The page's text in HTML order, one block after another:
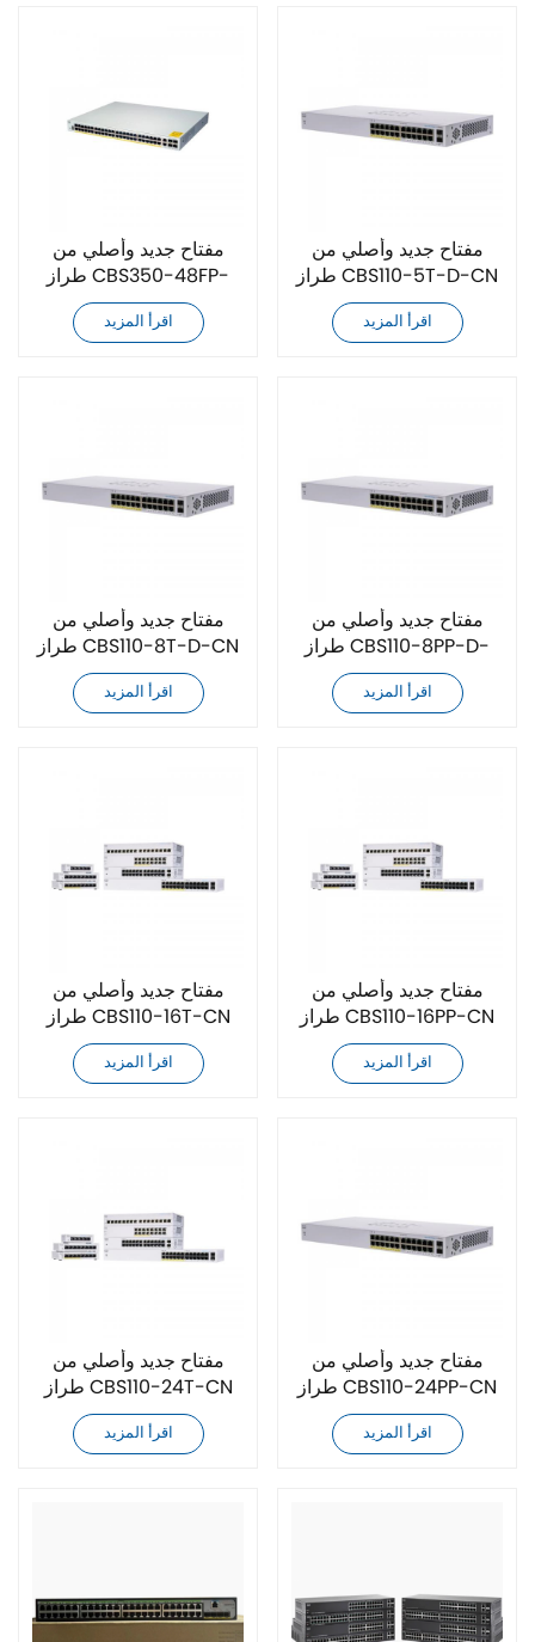
مفتاح جديد وأصلي من
طراز CBS350-48FP-
4X-CN
اقرأ المزيد
مفتاح جديد وأصلي من
طراز CBS110-5T-D-CN
اقرأ المزيد
مفتاح جديد وأصلي من
طراز CBS110-8T-D-CN
اقرأ المزيد
مفتاح جديد وأصلي من
طراز CBS110-8PP-D-
CN
اقرأ المزيد
مفتاح جديد وأصلي من
طراز CBS110-16T-CN
اقرأ المزيد
مفتاح جديد وأصلي من
طراز CBS110-16PP-CN
اقرأ المزيد
مفتاح جديد وأصلي من
طراز CBS110-24T-CN
اقرأ المزيد
مفتاح جديد وأصلي من
طراز CBS110-24PP-CN
اقرأ المزيد